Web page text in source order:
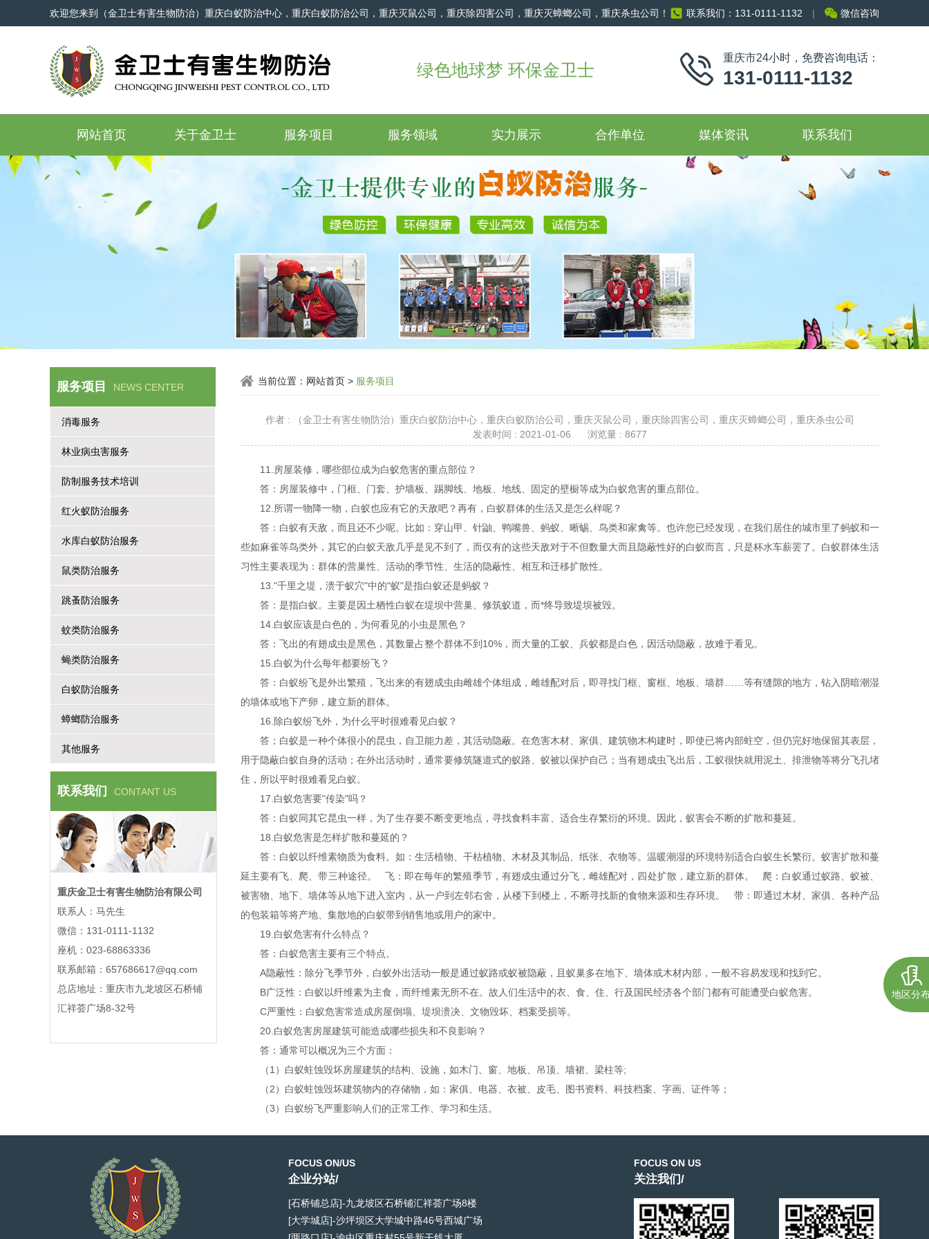
联系我们：131-0111-1132 | 微信咨询
欢迎您来到（金卫士有害生物防治）重庆白蚁防治中心，重庆白蚁防治公司，重庆灭鼠公司，重庆除四害公司，重庆灭蟑螂公司，重庆杀虫公司！
绿色地球梦 环保金卫士
重庆市24小时，免费咨询电话：
131-0111-1132
网站首页 关于金卫士 服务项目 服务领域 实力展示 合作单位 媒体资讯 联系我们
服务项目 NEWS CENTER
消毒服务
林业病虫害服务
防制服务技术培训
红火蚁防治服务
水库白蚁防治服务
鼠类防治服务
跳蚤防治服务
蚊类防治服务
蝇类防治服务
白蚁防治服务
蟑螂防治服务
其他服务
联系我们 CONTANT US
重庆金卫士有害生物防治有限公司
联系人：马先生
微信：131-0111-1132
座机：023-68863336
联系邮箱：657686617@qq.com
总店地址：重庆市九龙坡区石桥铺
汇祥荟广场8-32号
当前位置： 网站首页 > 服务项目
作者 : （金卫士有害生物防治）重庆白蚁防治中心，重庆白蚁防治公司，重庆灭鼠公司，重庆除四害公司，重庆灭蟑螂公司，重庆杀虫公司
发表时间 : 2021-01-06
浏览量 : 8677
11.房屋装修，哪些部位成为白蚁危害的重点部位？
答：房屋装修中，门框、门套、护墙板、踢脚线、地板、地线、固定的壁橱等成为白蚁危害的重点部位。
12.所谓一物降一物，白蚁也应有它的天敌吧？再有，白蚁群体的生活又是怎么样呢？
答：白蚁有天敌，而且还不少呢。比如：穿山甲、针鼬、鸭嘴兽、蚂蚁、晰蜴、鸟类和家禽等。也许您已经发现，在我们居住的城市里了蚂蚁和一
些如麻雀等鸟类外，其它的白蚁天敌几乎是见不到了，而仅有的这些天敌对于不但数量大而且隐蔽性好的白蚁而言，只是杯水车薪罢了。白蚁群体生活
习性主要表现为：群体的营巢性、活动的季节性、生活的隐蔽性、相互和迁移扩散性。
13."千里之堤，溃于蚁穴"中的"蚁"是指白蚁还是蚂蚁？
答：是指白蚁。主要是因土栖性白蚁在堤坝中营巢、修筑蚁道，而*终导致堤坝被毁。
14.白蚁应该是白色的，为何看见的小虫是黑色？
答：飞出的有翅成虫是黑色，其数量占整个群体不到10%，而大量的工蚁、兵蚁都是白色，因活动隐蔽，故难于看见。
15.白蚁为什么每年都要纷飞？
答：白蚁纷飞是外出繁殖，飞出来的有翅成虫由雌雄个体组成，雌雄配对后，即寻找门框、窗框、地板、墙群……等有缝隙的地方，钻入阴暗潮湿
的墙体或地下产卵，建立新的群体。
16.除白蚁纷飞外，为什么平时很难看见白蚁？
答；白蚁是一种个体很小的昆虫，自卫能力差，其活动隐蔽。在危害木材、家俱、建筑物木构建时，即使已将内部蛀空，但仍完好地保留其表层，
用于隐蔽白蚁自身的活动；在外出活动时，通常要修筑隧道式的蚁路、蚁被以保护自己；当有翅成虫飞出后，工蚁很快就用泥土、排泄物等将分飞孔堵
住，所以平时很难看见白蚁。
17.白蚁危害要"传染"吗？
答：白蚁同其它昆虫一样，为了生存要不断变更地点，寻找食料丰富、适合生存繁衍的环境。因此，蚁害会不断的扩散和蔓延。
18.白蚁危害是怎样扩散和蔓延的？
答：白蚁以纤维素物质为食料。如：生活植物、干枯植物、木材及其制品、纸张、衣物等。温暖潮湿的环境特别适合白蚁生长繁衍。蚁害扩散和蔓
延主要有飞、爬、带三种途径。 飞：即在每年的繁殖季节，有翅成虫通过分飞，雌雄配对，四处扩散，建立新的群体。 爬：白蚁通过蚁路、蚁被、
被害物、地下、墙体等从地下进入室内，从一户到左邻右舍，从楼下到楼上，不断寻找新的食物来源和生存环境。 带：即通过木材、家俱、各种产品
的包装箱等将产地、集散地的白蚁带到销售地或用户的家中。
19.白蚁危害有什么特点？
答：白蚁危害主要有三个特点。
A隐蔽性：除分飞季节外，白蚁外出活动一般是通过蚁路或蚁被隐蔽，且蚁巢多在地下、墙体或木材内部，一般不容易发现和找到它。
B广泛性：白蚁以纤维素为主食，而纤维素无所不在。故人们生活中的衣、食、住、行及国民经济各个部门都有可能遭受白蚁危害。
C严重性：白蚁危害常造成房屋倒塌、堤坝溃决、文物毁坏、档案受损等。
20.白蚁危害房屋建筑可能造成哪些损失和不良影响？
答：通常可以概况为三个方面：
（1）白蚁蛀蚀毁坏房屋建筑的结构、设施，如木门、窗、地板、吊顶、墙裙、梁柱等;
（2）白蚁蛀蚀毁坏建筑物内的存储物，如：家俱、电器、衣被、皮毛、图书资料、科技档案、字画、证件等；
（3）白蚁纷飞严重影响人们的正常工作、学习和生活。
FOCUS ON/US
企业分站/
[石桥铺总店]-九龙坡区石桥铺汇祥荟广场8楼
[大学城店]-沙坪坝区大学城中路46号西城广场
FOCUS ON US
关注我们/
地区分